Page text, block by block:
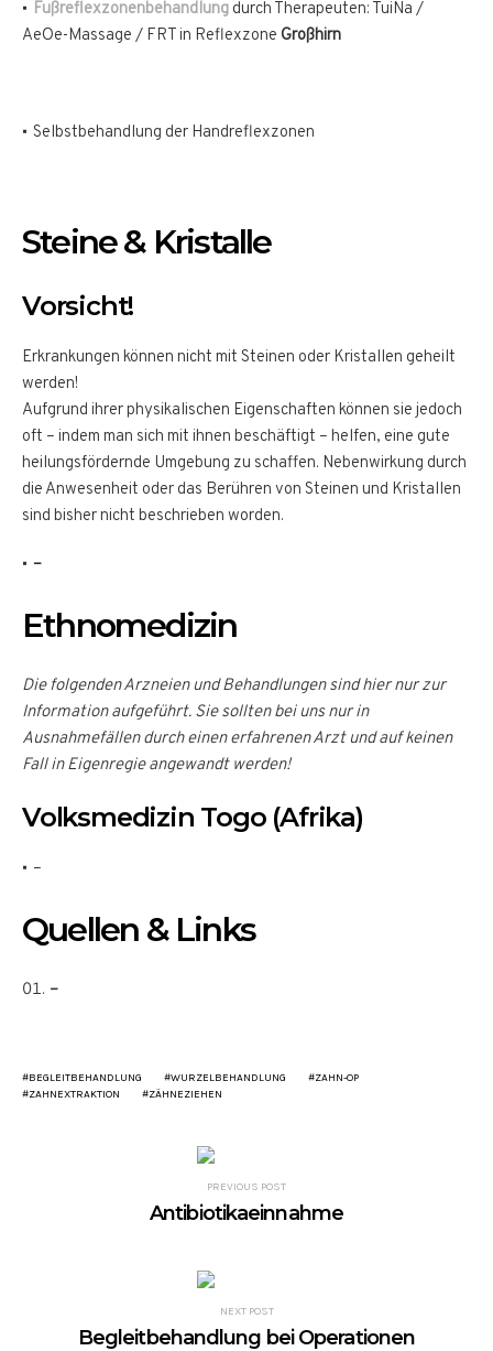
Fußreflexzonenbehandlung durch Therapeuten: TuiNa /
AeOe-Massage / FRT in Reflexzone Großhirn
Selbstbehandlung der Handreflexzonen
Steine & Kristalle
Vorsicht!
Erkrankungen können nicht mit Steinen oder Kristallen geheilt
werden!
Aufgrund ihrer physikalischen Eigenschaften können sie jedoch
oft – indem man sich mit ihnen beschäftigt – helfen, eine gute
heilungsfördernde Umgebung zu schaffen. Nebenwirkung durch
die Anwesenheit oder das Berühren von Steinen und Kristallen
sind bisher nicht beschrieben worden.
–
Ethnomedizin
Die folgenden Arzneien und Behandlungen sind hier nur zur
Information aufgeführt. Sie sollten bei uns nur in
Ausnahmefällen durch einen erfahrenen Arzt und auf keinen
Fall in Eigenregie angewandt werden!
Volksmedizin Togo (Afrika)
–
Quellen & Links
–
BEGLEITBEHANDLUNG WURZELBEHANDLUNG
ZAHN-OP
ZAHNEXTRAKTION
ZÄHNEZIEHEN
PREVIOUS POST
Antibiotikaeinnahme
NEXT POST
Begleitbehandlung bei Operationen